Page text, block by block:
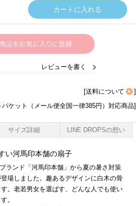
レビューを書く
[送料について
]
パケット（メール便全国一律385円）対応商品]
サイズ詳細 LINE DROPSの想い
い河馬印本舗の扇子
ランド「河馬印本舗」から夏の暑さ対策
場しました。趣あるデザインに白木の骨
。老若男女を選ばす、どんな人でも使い
。